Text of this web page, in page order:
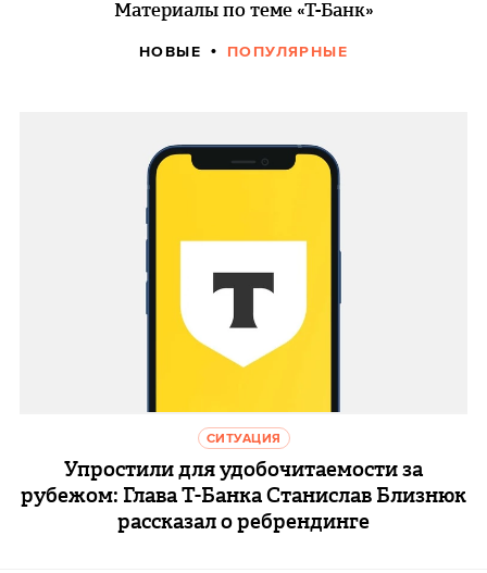
Материалы по теме «Т-Банк»
НОВЫЕ ПОПУЛЯРНЫЕ
СИТУАЦИЯ
Упростили для удобочитаемости за
рубежом: Глава Т-Банка Станислав Близнюк
рассказал о ребрендинге